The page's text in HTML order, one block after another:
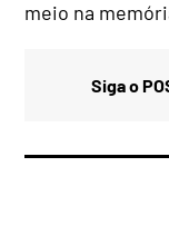
meio na
Siga o